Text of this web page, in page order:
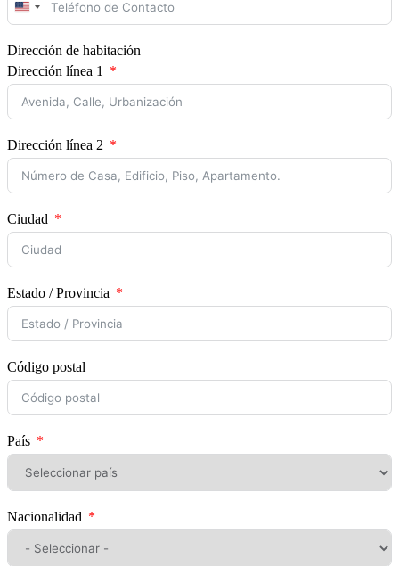
United
States
Dirección de habitación
Dirección línea 1
Dirección línea 2
Ciudad
Estado / Provincia
Código postal
País
Nacionalidad